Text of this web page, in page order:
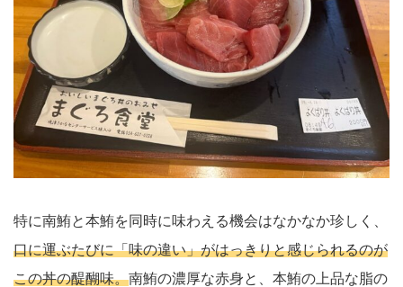
特に南鮪と本鮪を同時に味わえる機会はなかなか珍しく、
口に運ぶたびに「味の違い」がはっきりと感じられるのが
この丼の醍醐味。南鮪の濃厚な赤身と、本鮪の上品な脂の